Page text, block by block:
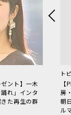
ント】一木
れ」インタ
た再生の群
ト
房
朝
ル